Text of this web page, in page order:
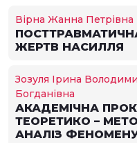
Вірна Жанна Петрівна
ЖЕРТВ НАСИЛЛЯ
Зозуля Ірина
Богданівна
АКАДЕМІЧНА
ТЕОРЕТИКО –
АНАЛІЗ